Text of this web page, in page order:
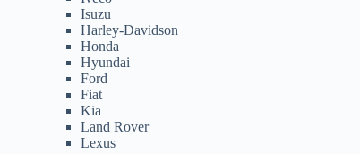
Isuzu
Harley-Davidson
Honda
Hyundai
Ford
Fiat
Kia
Land Rover
Lexus